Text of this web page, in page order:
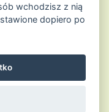
powered by
(RSS)
wchodzisz z nią
dopiero po